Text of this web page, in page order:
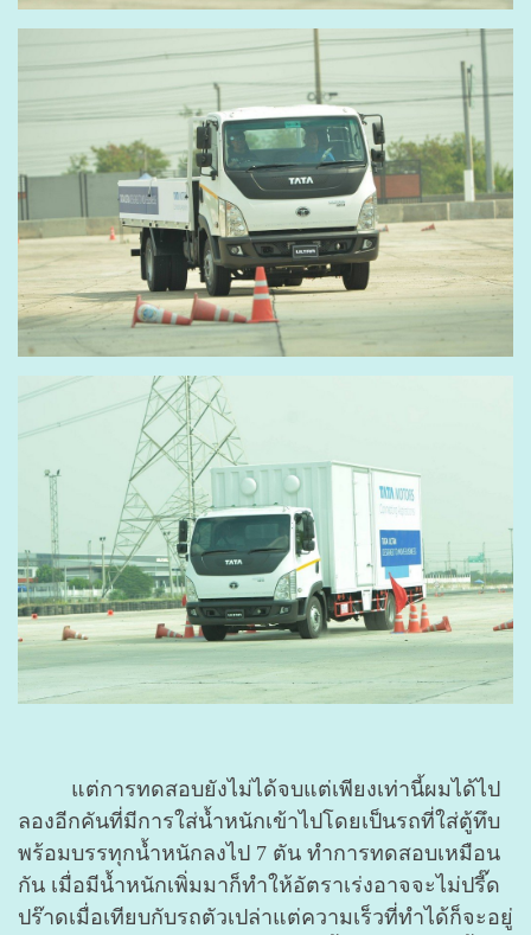
แต่การทดสอบยังไม่ได้จบแต่เพียงเท่านี้ผมได้ไป
ลองอีกคันที่มีการใส่น้ำหนักเข้าไปโดยเป็นรถที่ใส่ตู้ทึบ
พร้อมบรรทุกน้ำหนักลงไป 7 ตัน ทำการทดสอบเหมือน
กัน เมื่อมีน้ำหนักเพิ่มมาก็ทำให้อัตราเร่งอาจจะไม่ปรี๊ด
ปร๊าดเมื่อเทียบกับรถตัวเปล่าแต่ความเร็วที่ทำได้ก็จะอยู่